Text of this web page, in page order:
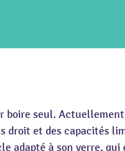
boire seul.
droit et des capacités
adapté à son verre, qui